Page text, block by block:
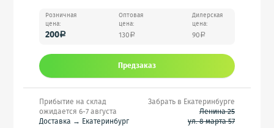
Розничная
цена:
200a
Оптовая
цена:
130 a
Дилерская
цена:
90 a
Предзаказ
Прибытие на склад
ожидается 6-7 августа
Доставка → Екатеринбург
Забрать в Екатеринбурге
Ленина 25
ул. 8 марта 57